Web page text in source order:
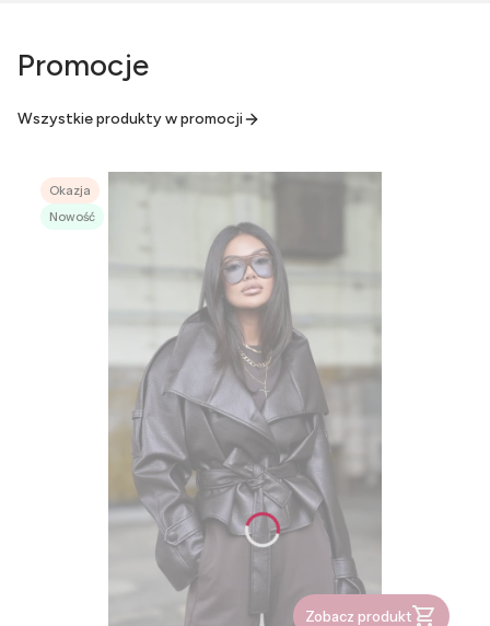
Promocje
Wszystkie produkty w promocji
Okazja
Nowość
Zobacz produkt